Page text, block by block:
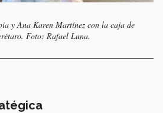
y Ana Karen Martínez con la caja de
Foto: Rafael Luna.